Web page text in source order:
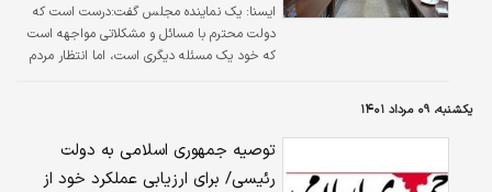
ايسنا: یک نماینده مجلس گفت:درست است که
دولت محترم با مسائل و مشکلاتی مواجهه است
که خود یک مسئله دیگری است، اما انتظار مردم
مطالبات مردم است که بایستی هر چه سریع‌تر
تعیین تکلیف شود.
یکشنبه، ۰۹ مرداد ۱۴۰۱
توصیه جمهوری اسلامی به دولت
رئیسی/ برای ارزیابی عملکرد خود از